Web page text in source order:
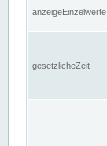
anzeigeEinzelwerte
gesetzlicheZeit